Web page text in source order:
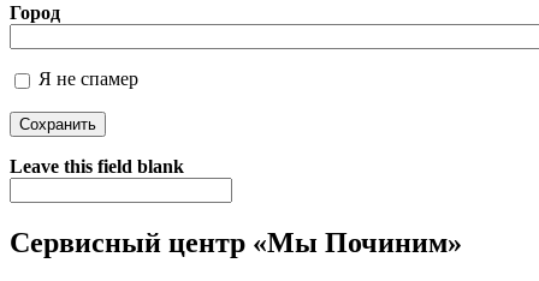
Город
Я не спамер
Я спамер
Leave this field blank
Сервисный центр «Мы Починим»